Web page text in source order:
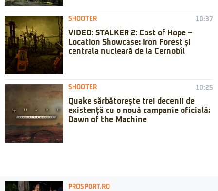
SHOOTER 10:37
VIDEO: STALKER 2: Cost of Hope –
Location Showcase: Iron Forest și
centrala nucleară de la Cernobîl
SHOOTER 10:25
Quake sărbătorește trei decenii de
existență cu o nouă campanie oficială:
Dawn of the Machine
PROSPORT.RO